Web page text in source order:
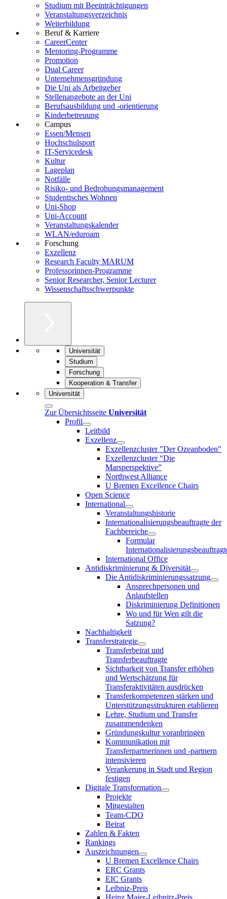
Studium mit Beeinträchtigungen
Veranstaltungsverzeichnis
Weiterbildung
Beruf & Karriere
CareerCenter
Mentoring-Programme
Promotion
Dual Career
Unternehmensgründung
Die Uni als Arbeitgeber
Stellenangebote an der Uni
Berufsausbildung und -orientierung
Kinderbetreuung
Campus
Essen/Mensen
Hochschulsport
IT-Servicedesk
Kultur
Lageplan
Notfälle
Risiko- und Bedrohungsmanagement
Studentisches Wohnen
Uni-Shop
Uni-Account
Veranstaltungskalender
WLAN/eduroam
Forschung
Exzellenz
Research Faculty MARUM
Professorinnen-Programme
Senior Researcher, Senior Lecturer
Wissenschaftsschwerpunkte
Universität
Studium
Forschung
Kooperation & Transfer
Universität
Zur Übersichtsseite Universität
Profil
Leitbild
Exzellenz
Exzellenzcluster "Der Ozeanboden"
Exzellenzcluster “Die
Marsperspektive”
Northwest Alliance
U Bremen Excellence Chairs
Open Science
International
Veranstaltungshistorie
Internationalisierungsbeauftragte der
Fachbereiche
Formular
International Office
Antidiskriminierung & Diversität
Die Antidiskriminierungssatzung
Ansprechpersonen und
Anlaufstellen
Diskriminierung Definitionen
Wo und für Wen gilt die
Satzung?
Nachhaltigkeit
Transferstrategie
Transferbeirat und
Transferbeauftragte
Sichtbarkeit von Transfer erhöhen
und Wertschätzung für
Transferaktivitäten ausdrücken
Transferkompetenzen stärken und
Unterstützungsstrukturen etablieren
Lehre, Studium und Transfer
zusammendenken
Gründungskultur voranbringen
Kommunikation mit
Transferpartnerinnen und -partnern
intensivieren
Verankerung in Stadt und Region
festigen
Digitale Transformation
Projekte
Mitgestalten
Team-CDO
Beirat
Zahlen & Fakten
Rankings
Auszeichnungen
U Bremen Excellence Chairs
ERC Grants
EIC Grants
Leibniz-Preis
Heinz Maier-Leibnitz-Preis